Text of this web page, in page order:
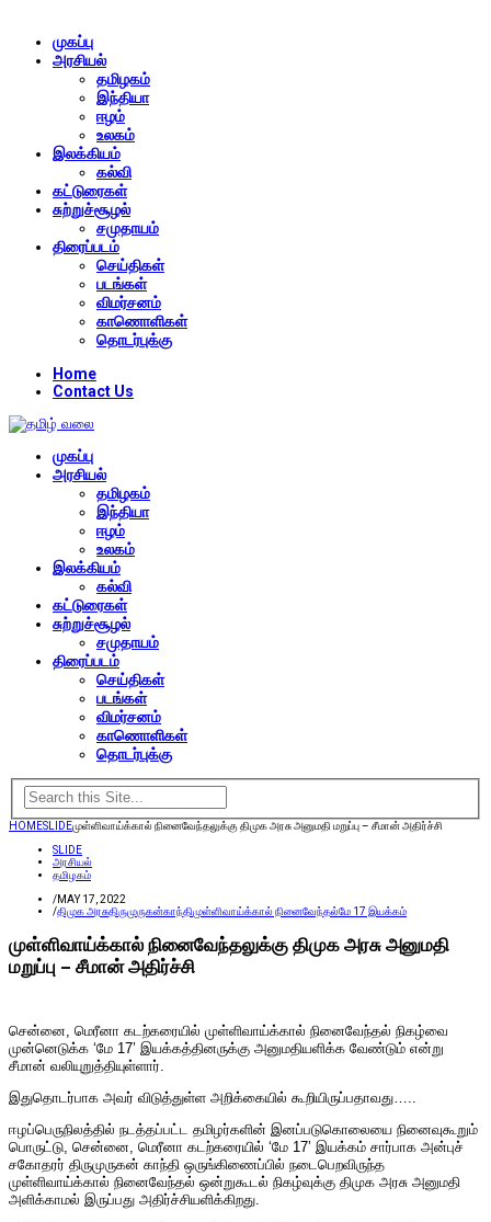
முகப்பு
அரசியல்
தமிழகம்
இந்தியா
ஈழம்
உலகம்
இலக்கியம்
கல்வி
கட்டுரைகள்
சுற்றுச்சூழல்
சமுதாயம்
திரைப்படம்
செய்திகள்
படங்கள்
விமர்சனம்
காணொளிகள்
தொடர்புக்கு
Home
Contact Us
முகப்பு
அரசியல்
தமிழகம்
இந்தியா
ஈழம்
உலகம்
இலக்கியம்
கல்வி
கட்டுரைகள்
சுற்றுச்சூழல்
சமுதாயம்
திரைப்படம்
செய்திகள்
படங்கள்
விமர்சனம்
காணொளிகள்
தொடர்புக்கு
HOMESLIDEமுள்ளிவாய்க்கால் நினைவேந்தலுக்கு திமுக அரசு அனுமதி மறுப்பு – சீமான் அதிர்ச்சி
SLIDE
அரசியல்
தமிழகம்
/MAY 17, 2022
/திமுக அரசுதிருமுருகன்காந்திமுள்ளிவாய்க்கால் நினைவேந்தல்மே 17 இயக்கம்
முள்ளிவாய்க்கால் நினைவேந்தலுக்கு திமுக அரசு அனுமதி
மறுப்பு – சீமான் அதிர்ச்சி
சென்னை, மெரீனா கடற்கரையில் முள்ளிவாய்க்கால் நினைவேந்தல் நிகழ்வை
முன்னெடுக்க ‘மே 17’ இயக்கத்தினருக்கு அனுமதியளிக்க வேண்டும் என்று
சீமான் வலியுறுத்தியுள்ளார்.
இதுதொடர்பாக அவர் விடுத்துள்ள அறிக்கையில் கூறியிருப்பதாவது…..
ஈழப்பெருநிலத்தில் நடத்தப்பட்ட தமிழர்களின் இனப்படுகொலையை நினைவுகூறும்
பொருட்டு, சென்னை, மெரீனா கடற்கரையில் ‘மே 17’ இயக்கம் சார்பாக அன்புச்
சகோதரர் திருமுருகன் காந்தி ஒருங்கிணைப்பில் நடைபெறவிருந்த
முள்ளிவாய்க்கால் நினைவேந்தல் ஒன்றுகூடல் நிகழ்வுக்கு திமுக அரசு அனுமதி
அளிக்காமல் இருப்பது அதிர்ச்சியளிக்கிறது.